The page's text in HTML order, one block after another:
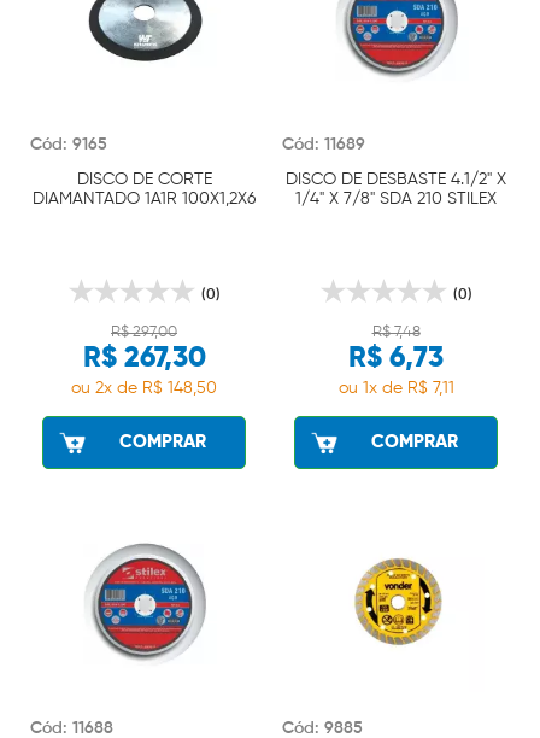
Cód: 9165
DISCO DE CORTE
DIAMANTADO 1A1R 100X1,2X6
(0)
R$ 297,00
R$ 267,30
ou 2x de R$ 148,50
COMPRAR
Cód: 11689
DISCO DE DESBASTE 4.1/2" X
1/4" X 7/8" SDA 210 STILEX
(0)
R$ 7,48
R$ 6,73
ou 1x de R$ 7,11
COMPRAR
Cód: 11688 Cód: 9885